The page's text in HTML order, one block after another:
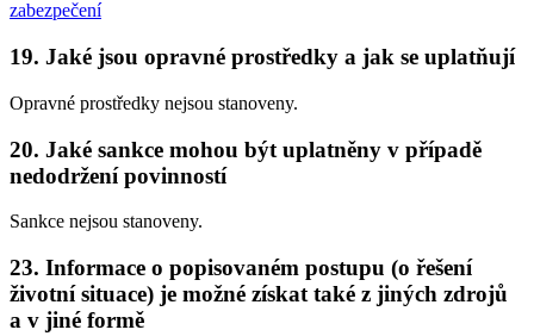
zabezpečení
19. Jaké jsou opravné prostředky a jak se uplatňují
Opravné prostředky nejsou stanoveny.
20. Jaké sankce mohou být uplatněny v případě
nedodržení povinností
Sankce nejsou stanoveny.
23. Informace o popisovaném postupu (o řešení
životní situace) je možné získat také z jiných zdrojů
a v jiné formě